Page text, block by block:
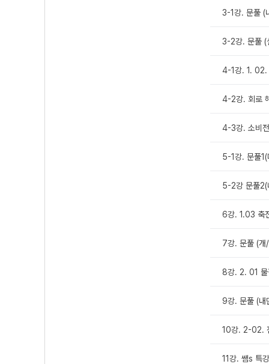
3-1강. 문풀 (
3-2강. 문풀 (
4-1강. 1. 02.
4-2강. 회로
4-3강. 소비
5-1강. 문풀
5-2강 문풀2(
6강. 1.03 축
7강. 문풀 (
8강. 2. 01 물
9강. 문풀 (내
10강. 2-02.
11강. 쌤s 특